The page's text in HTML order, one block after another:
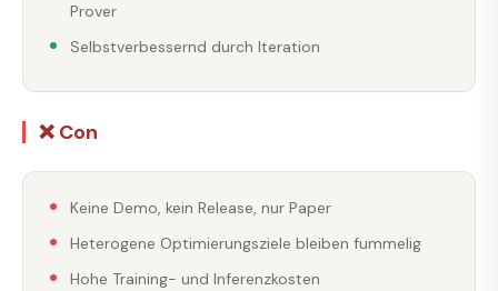
Prover
Selbstverbessernd durch Iteration
❌ Con
Keine Demo, kein Release, nur Paper
Heterogene Optimierungsziele bleiben fummelig
Hohe Training- und Inferenzkosten